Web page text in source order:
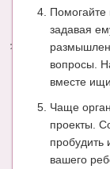
Помогайте
задавая
вопросы.
вместе
Чаще
проекты.
пробудить
вашего